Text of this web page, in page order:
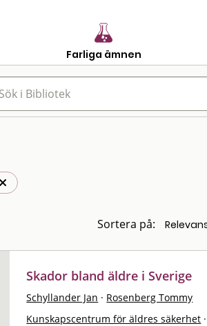
Farliga ämnen
Sortera på:
Skador bland äldre i Sverige
Schyllander Jan · Rosenberg Tommy
Kunskapscentrum för äldres säkerhet ·